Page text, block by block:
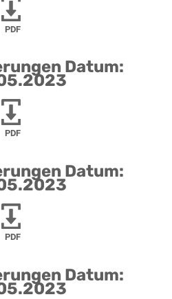
PDF
Datum:
PDF
Datum:
PDF
Datum: